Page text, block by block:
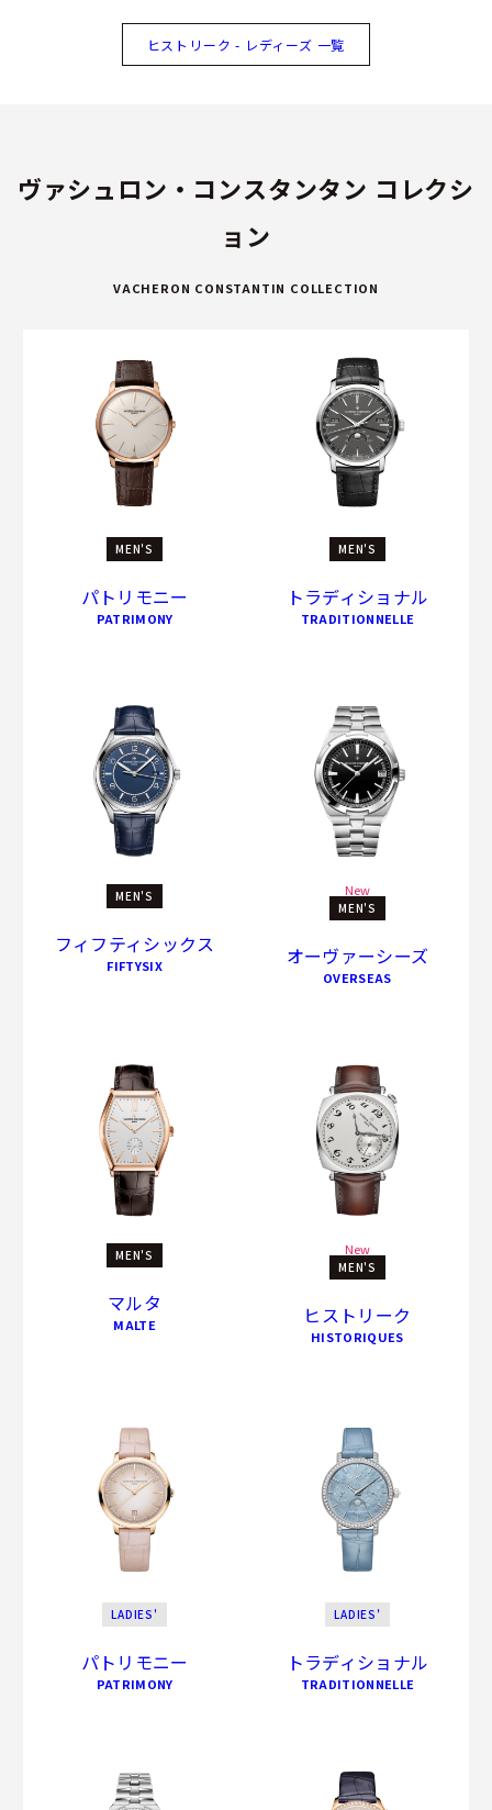
ヒストリーク - レディーズ 一覧
ヴァシュロン・コンスタンタン コレクシ
ョン
VACHERON CONSTANTIN COLLECTION
MEN'S
パトリモニー
PATRIMONY
MEN'S
トラディショナル
TRADITIONNELLE
MEN'S
フィフティシックス
FIFTYSIX
New
MEN'S
オーヴァーシーズ
OVERSEAS
MEN'S
マルタ
MALTE
New
MEN'S
ヒストリーク
HISTORIQUES
LADIES'
パトリモニー
PATRIMONY
LADIES'
トラディショナル
TRADITIONNELLE